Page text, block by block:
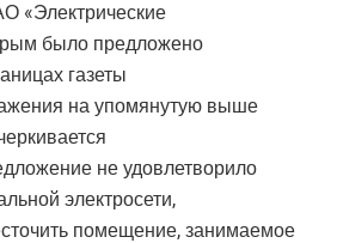
«Электрические
было предложено
газеты
на упомянутую выше
не удовлетворило
электросети,
помещение, занимаемое